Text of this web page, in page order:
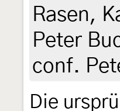
Rasen,
Peter
conf.
Die